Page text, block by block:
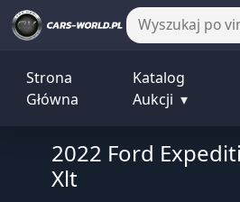
Strona
Główna
Katalog
Aukcji ▾
2022 Ford
Xlt